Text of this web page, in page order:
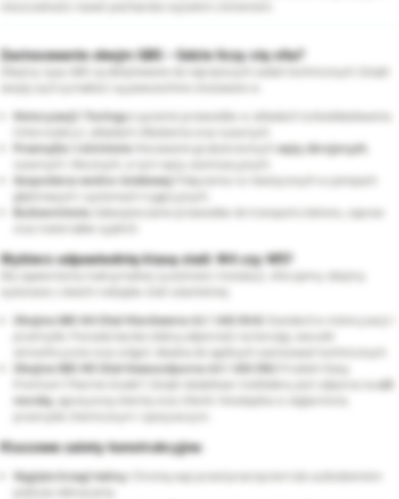
Zastosowanie obejm GBS - Gdzie liczy się siła?
Obejmy typu GBS są dedykowane do najcięższych zadań technicznych. Dzięki
Motoryzacji i Tuningu: Łączenie przewodów w układach turbodoładowania
Przemyśle i rolnictwie:
węży zbrojonych
Gospodarce wodno-ściekowej:
Połączenia rur elastycznych w pompach
głębinowych i systemach irygacyjnych.
Budownictwie:
Zabezpieczanie przewodów do transportu betonu, zapraw
Wybierz odpowiednią klasę stali: W4 czy W5?
Dla zapewnienia maksymalnej żywotności instalacji, oferujemy obejmy
wykonane z dwóch rodzajów stali szlachetnej:
Obejma GBS W4 (Stal Nierdzewna A2 / AISI 304):
Standard w motoryzacji i
atmosferyczne oraz wilgoć. Idealna do ogólnych zastosowań technicznych.
Obejma GBS W5 (Stal Kwasoodporna A4 / AISI 316):
Premium ("Marine Grade"). Dzięki dodatkowi molibdenu jest odporna nasól
morską, agresywną chemię oraz chlorki. Niezbędna w żeglarstwie,
Kluczowe zalety konstrukcyjne:
Wygięte brzegi taśmy:
Chronią wąż przed przecięciem lub uszkodzeniem